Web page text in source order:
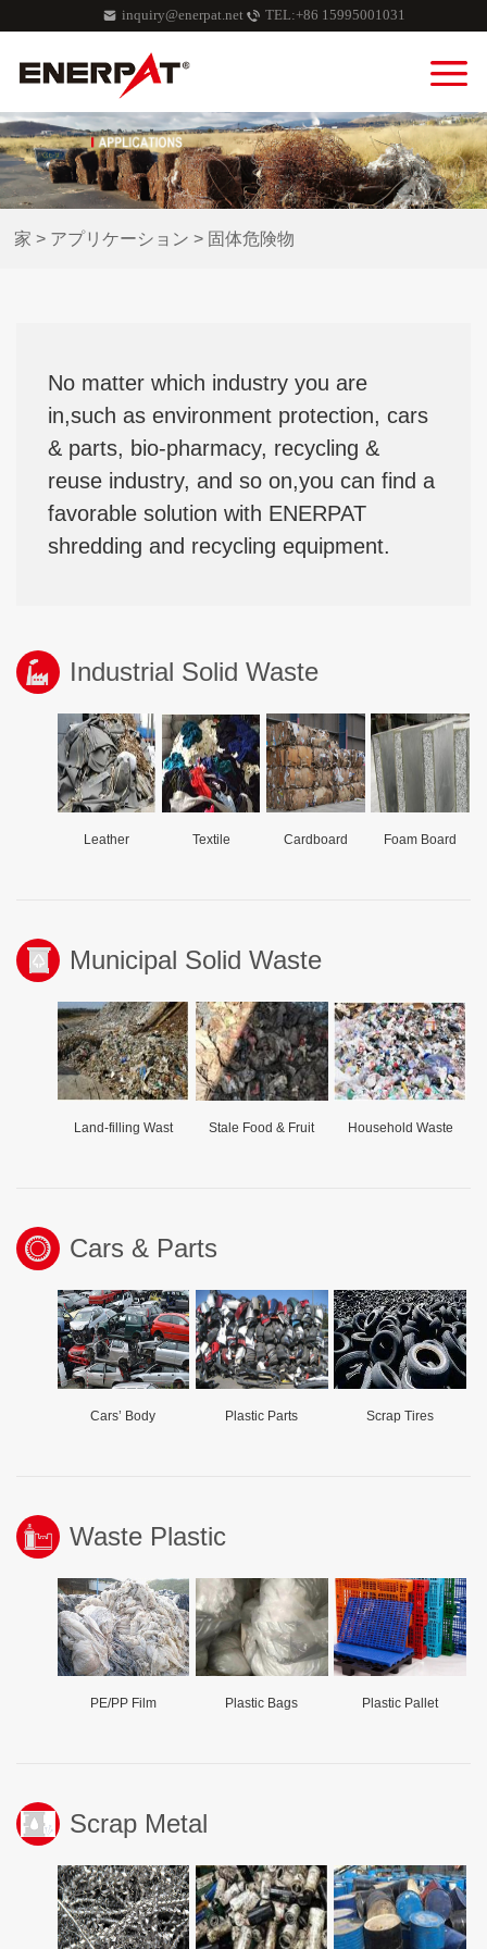
inquiry@enerpat.net TEL:+86 15995001031
家 > アプリケーション > 固体危険物
No matter which industry you are
in,such as environment protection, cars
& parts, bio-pharmacy, recycling &
reuse industry, and so on,you can find a
favorable solution with ENERPAT
shredding and recycling equipment.
Industrial Solid Waste
Leather Textile Cardboard Foam Board
Municipal Solid Waste
Land-filling Wast Stale Food & Fruit Household Waste
Cars & Parts
Cars’ Body Plastic Parts Scrap Tires
Waste Plastic
PE/PP Film Plastic Bags Plastic Pallet
Scrap Metal